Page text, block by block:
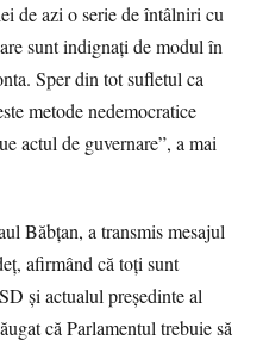
de azi o serie de întâlniri cu
sunt indignaţi de modul în
Sper din tot sufletul ca
metode nedemocratice
actul de guvernare”, a mai
Băbţan, a transmis mesajul
afirmând că toţi sunt
şi actualul preşedinte al
că Parlamentul trebuie să